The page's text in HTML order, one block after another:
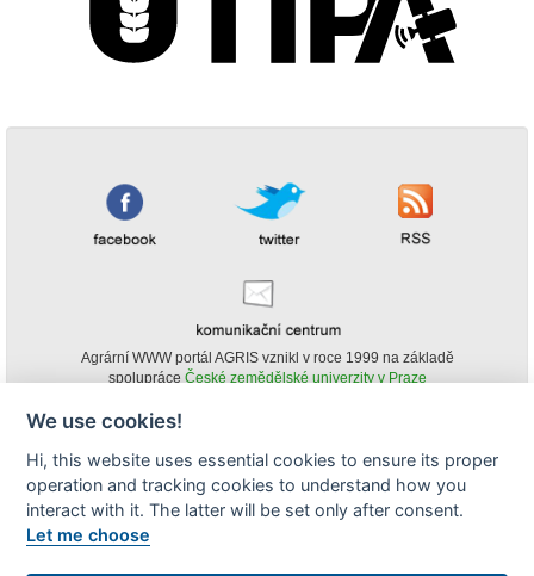
Agrární WWW portál AGRIS vznikl v roce 1999 na základě
spolupráce České zemědělské univerzity v Praze
obsahu agrárního WWW portálu AGRIS je možné
(pokud není uvedeno jinak) pouze za podmínky uvedení zdroje v podobě
www.agris.cz a data publikace v AGRISu.
We use cookies!
Hi, this website uses essential cookies to ensure its proper
operation and tracking cookies to understand how you
interact with it. The latter will be set only after consent.
Let me choose